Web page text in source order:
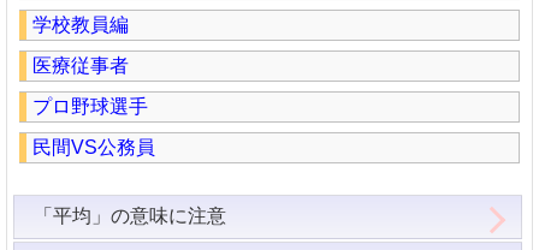
学校教員編
医療従事者
プロ野球選手
民間VS公務員
「平均」の意味に注意